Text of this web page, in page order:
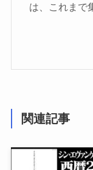
は、これまで
関連記事